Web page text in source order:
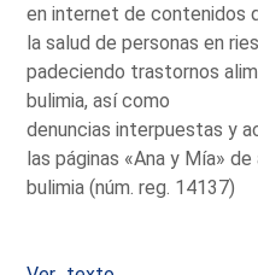
en internet de contenidos
la salud de personas en
padeciendo trastornos
bulimia, así como
denuncias interpuestas y
las páginas «Ana y Mía»
bulimia (núm. reg. 14137)